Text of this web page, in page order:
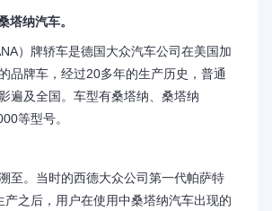
塔纳汽车。
）牌轿车是德国大众汽车公司在美国加
品牌车，经过20多年的生产历史，普通
遍及全国。车型有桑塔纳、桑塔纳
等型号。
至。当时的西德大众公司第一代帕萨特
产之后，用户在使用中桑塔纳汽车出现的